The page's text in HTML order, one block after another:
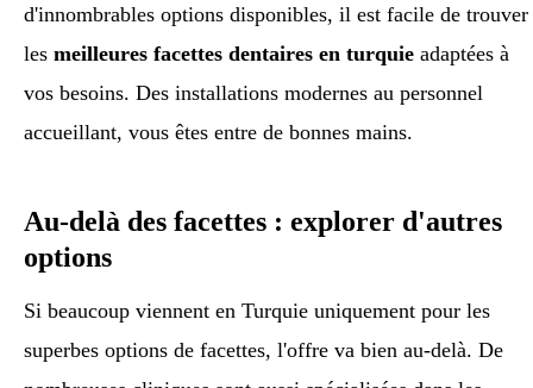
d'innombrables options disponibles, il est facile de trouver
les meilleures facettes dentaires en turquie adaptées à
vos besoins. Des installations modernes au personnel
accueillant, vous êtes entre de bonnes mains.
Au-delà des facettes : explorer d'autres
options
Si beaucoup viennent en Turquie uniquement pour les
superbes options de facettes, l'offre va bien au-delà. De